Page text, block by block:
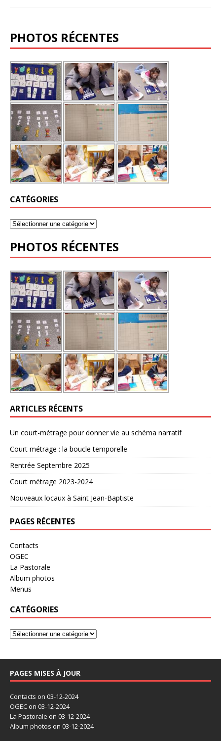
PHOTOS RÉCENTES
CATÉGORIES
PHOTOS RÉCENTES
ARTICLES RÉCENTS
Un court-métrage pour donner vie au schéma narratif
Court métrage : la boucle temporelle
Rentrée Septembre 2025
Court métrage 2023-2024
Nouveaux locaux à Saint Jean-Baptiste
PAGES RÉCENTES
Contacts
OGEC
La Pastorale
Album photos
Menus
CATÉGORIES
PAGES MISES À JOUR
Contacts on 03-12-2024
OGEC on 03-12-2024
La Pastorale on 03-12-2024
Album photos on 03-12-2024